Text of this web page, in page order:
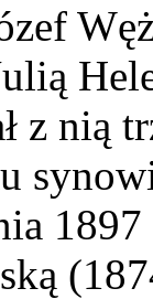
z nią